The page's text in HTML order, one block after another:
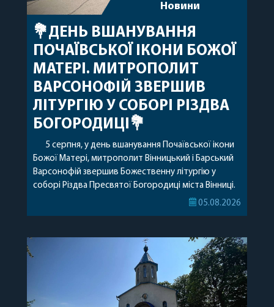
Новини
💐ДЕНЬ ВШАНУВАННЯ
ПОЧАЇВСЬКОЇ ІКОНИ БОЖОЇ
МАТЕРІ. МИТРОПОЛИТ
ВАРСОНОФІЙ ЗВЕРШИВ
ЛІТУРГІЮ У СОБОРІ РІЗДВА
БОГОРОДИЦІ💐
5 серпня, у день вшанування Почаївської ікони
Божої Матері, митрополит Вінницький і Барський
Варсонофій звершив Божественну літургію у
соборі Різдва Пресвятої Богородиці міста Вінниці.
Його Високопреосвященству співслужили
священному сані. Під час богослужіння підносилися
особливі молитви за мир в Україні, за воїнів, які
05.08.2026